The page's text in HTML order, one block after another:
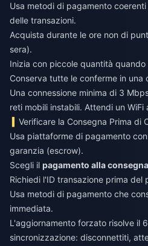
Usa metodi di pagamento
delle transazioni.
Acquista durante le ore non di
sera).
Inizia con piccole quantità
Conserva tutte le conferme in una
Una connessione minima di 3
reti mobili instabili. Attendi un WiFi
Verificare la Consegna Prima di
Usa piattaforme di pagamento
garanzia (escrow).
Scegli il pagamento alla consegna
Richiedi l'ID transazione prima del
Usa metodi di pagamento che
immediata.
L'aggiornamento forzato risolve il
sincronizzazione: disconnettiti,